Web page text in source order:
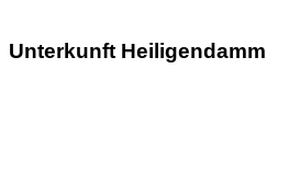
Unterkunft Heiligendamm